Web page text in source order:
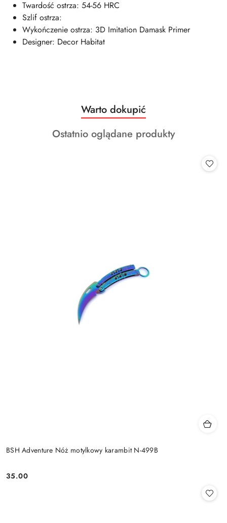
Twardość ostrza: 54-56 HRC
Szlif ostrza:
Wykończenie ostrza: 3D Imitation Damask Primer
Designer: Decor Habitat
Pomiń karuzelę produktów
Produkty
o
statusie:
Warto dokupić
Produkty
Ostatnio oglądane produkty
BSH Adventure Nóż motylkowy karambit N-499B
Cena:
35.00